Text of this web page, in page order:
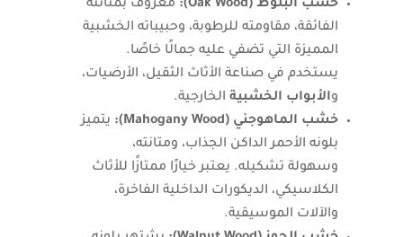
خشب البلوط (Oak Wood):
معروف بمتانته
الفائقة، مقاومته للرطوبة، وحبيباته الخشبية
المميزة التي تضفي عليه جمالًا خاصًا.
يستخدم في صناعة الأثاث الثقيل، الأرضيات،
والأبواب الخشبيةالخارجية.
خشب الماهوجني (Mahogany Wood):
يتميز
بلونه الأحمر الداكن الجذاب، ومتانته،
وسهولة تشكيله. يعتبر خيارًا ممتازًا للأثاث
الكلاسيكي، الديكورات الداخلية الفاخرة،
والآلات الموسيقية.